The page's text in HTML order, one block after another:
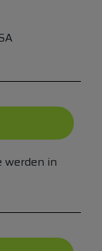
werden in